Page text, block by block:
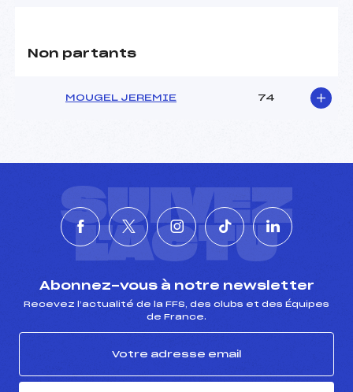
Non partants
MOUGEL JEREMIE 74
SUIVEZ
L'ACTU
Abonnez-vous à notre newsletter
Recevez l’actualité de la FFS, des clubs et des Équipes
de France.